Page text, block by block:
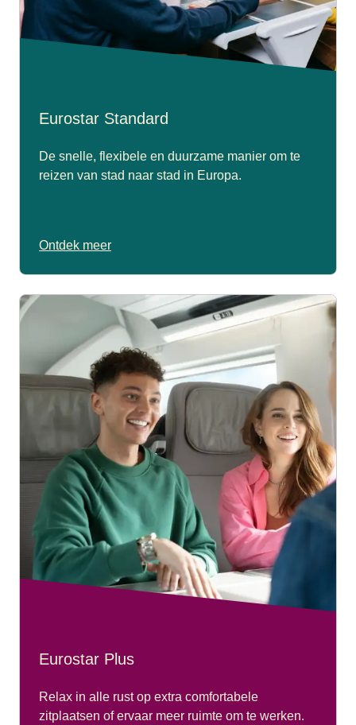
Eurostar Standard
De snelle, flexibele en duurzame manier om te
reizen van stad naar stad in Europa.
Ontdek meer
Eurostar Plus
Relax in alle rust op extra comfortabele
zitplaatsen of ervaar meer ruimte om te werken.